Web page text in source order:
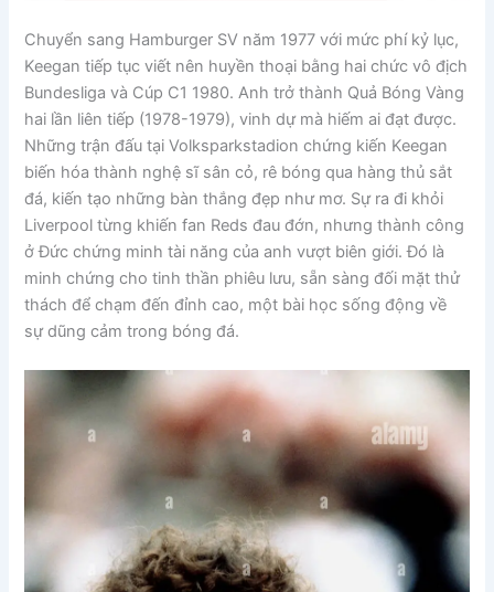
Chuyển sang Hamburger SV năm 1977 với mức phí kỷ lục,
Keegan tiếp tục viết nên huyền thoại bằng hai chức vô địch
Bundesliga và Cúp C1 1980. Anh trở thành Quả Bóng Vàng
hai lần liên tiếp (1978-1979), vinh dự mà hiếm ai đạt được.
Những trận đấu tại Volksparkstadion chứng kiến Keegan
biến hóa thành nghệ sĩ sân cỏ, rê bóng qua hàng thủ sắt
đá, kiến tạo những bàn thắng đẹp như mơ. Sự ra đi khỏi
Liverpool từng khiến fan Reds đau đớn, nhưng thành công
ở Đức chứng minh tài năng của anh vượt biên giới. Đó là
minh chứng cho tinh thần phiêu lưu, sẵn sàng đối mặt thử
thách để chạm đến đỉnh cao, một bài học sống động về
sự dũng cảm trong bóng đá.